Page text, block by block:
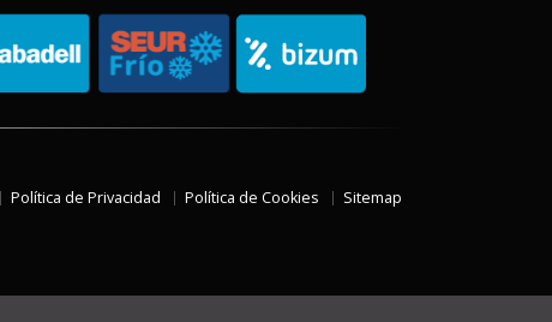
Política de Privacidad Política de Cookies Sitemap